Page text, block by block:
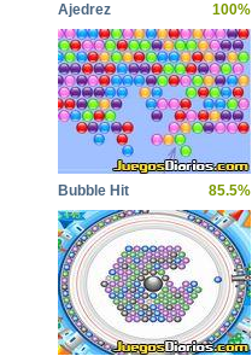
Ajedrez 100%
Bubble Hit 85.5%